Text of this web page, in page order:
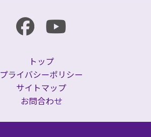
トップ
プライバシーポリシー
サイトマップ
お問合わせ